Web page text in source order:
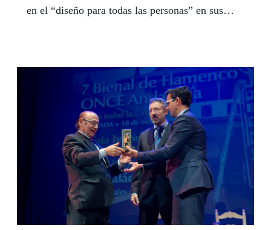
en el “diseño para todas las personas” en sus
Málaga, Francisco de la Torre, y la subdelegada
del Gobierno en la provincia, María Gámez,
asistieron a la presentación que fue precedida por
un desayuno a ciegas entre empresarios del
sector turístico andaluz.